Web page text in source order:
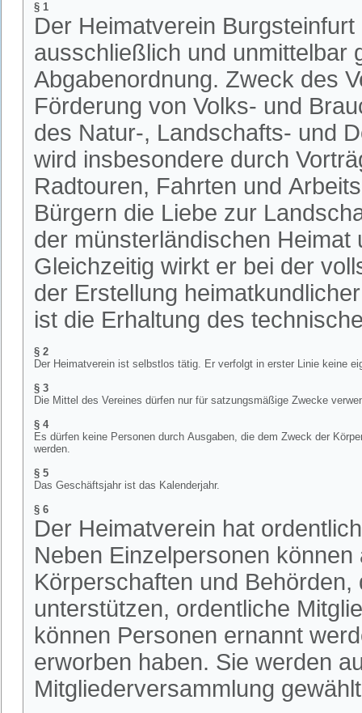
§ 1
Der Heimatverein
ausschließlich und unmittelbar
Abgabenordnung. Zweck des
Förderung von Volks- und
des Natur-, Landschafts- und
wird insbesondere durch
Radtouren, Fahrten und
Bürgern die Liebe zur
der münsterländischen
Gleichzeitig wirkt er bei der
der Erstellung
ist die Erhaltung des
§ 2
Der Heimatverein ist selbstlos tätig. Er verfolgt in erster Linie keine
§ 3
Die Mittel des Vereines dürfen nur für satzungsmäßige Zwecke
§ 4
Es dürfen keine Personen durch Ausgaben, die dem Zweck der
werden.
§ 5
Das Geschäftsjahr ist das Kalenderjahr.
§ 6
Der Heimatverein hat
Neben Einzelpersonen
Körperschaften und
unterstützen, ordentliche
können Personen ernannt
erworben haben. Sie werden
Mitgliederversammlung